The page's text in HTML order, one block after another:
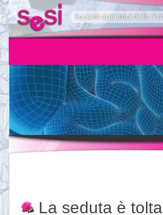
Home
Uscite
Eventi
News
Servizi La seduta è tolta